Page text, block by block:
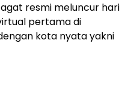
resmi meluncur hari
pertama di
kota nyata yakni